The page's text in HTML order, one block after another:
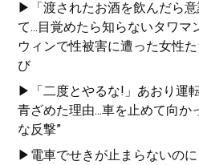
▶「渡されたお酒を飲んだら
て...目覚めたら知らないタワマ
ウィンで性被害に遭った女性
び
▶「二度とやるな!」あおり運
青ざめた理由...車を止めて向か
な反撃”
▶電車でせきが止まらないの